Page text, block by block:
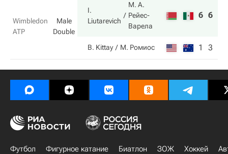
Wimbledon
ATP
Male
Double
I.
Liutarevich
М. А.
Рейес-
Варела
6 6
B. Kittay М. Ромиос 1 3
Футбол Фигурное катание Биатлон ЗОЖ Хоккей